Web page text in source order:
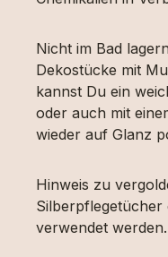
Nicht im Bad
Dekostücke mit
kannst Du ein
oder auch mit
wieder auf Glanz
Hinweis zu
verwendet werden.